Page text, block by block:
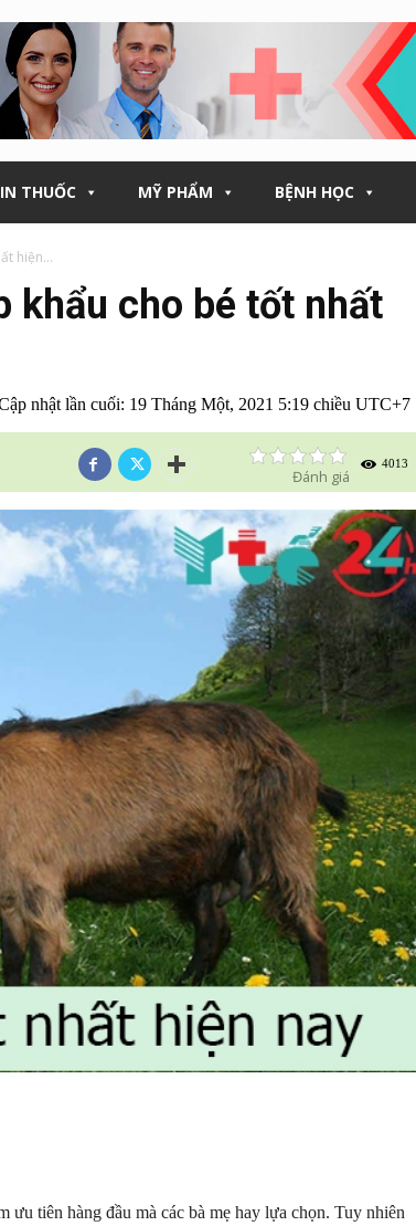
THUỐC MỸ PHẨM BỆNH HỌC
hiện...
khẩu cho bé tốt nhất
nhật lần cuối: 19 Tháng Một, 2021 5:19 chiều UTC+7
4013
Đánh giá
tiên hàng đầu mà các bà mẹ hay lựa chọn. Tuy nhiên